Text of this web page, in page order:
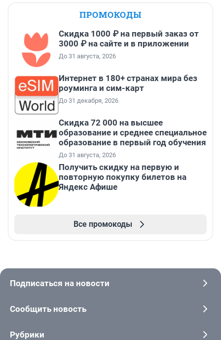
ПРОМОКОДЫ
Скидка 1000 ₽ на первый заказ от
3000 ₽ на сайте и в приложении
До 31 августа, 2026
Интернет в 180+ странах мира без
роуминга и сим-карт
До 31 декабря, 2026
Скидка 72 000 на высшее
образование и среднее специальное
образование в первый год обучения
До 31 августа, 2026
Получить скидку на первую и
повторную покупку билетов на
Яндекс Афише
Все промокоды
Подписаться на новости
Сообщить новость
Рубрики